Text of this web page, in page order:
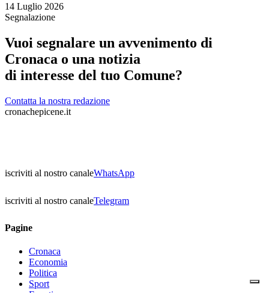
14 Luglio 2026
Segnalazione
Vuoi segnalare un avvenimento di
Cronaca o una notizia
di interesse del tuo Comune?
Contatta la nostra redazione
cronachepicene.it
iscriviti al nostro canaleWhatsApp
iscriviti al nostro canaleTelegram
Pagine
Cronaca
Economia
Politica
Sport